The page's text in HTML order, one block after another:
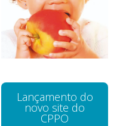
Lançamento do
novo site do
CPPO